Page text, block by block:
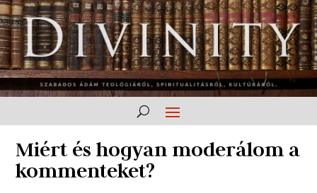
Miért és hogyan moderálom a
kommenteket?